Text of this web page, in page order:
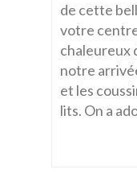
de cette
votre
chaleureux
notre
et les
lits. On a